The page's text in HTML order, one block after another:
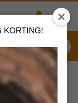
KORTING!